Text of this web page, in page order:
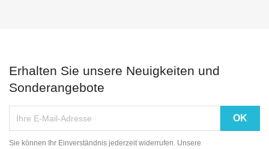
Erhalten Sie unsere Neuigkeiten und
Sonderangebote
Sie können Ihr Einverständnis jederzeit widerrufen. Unsere